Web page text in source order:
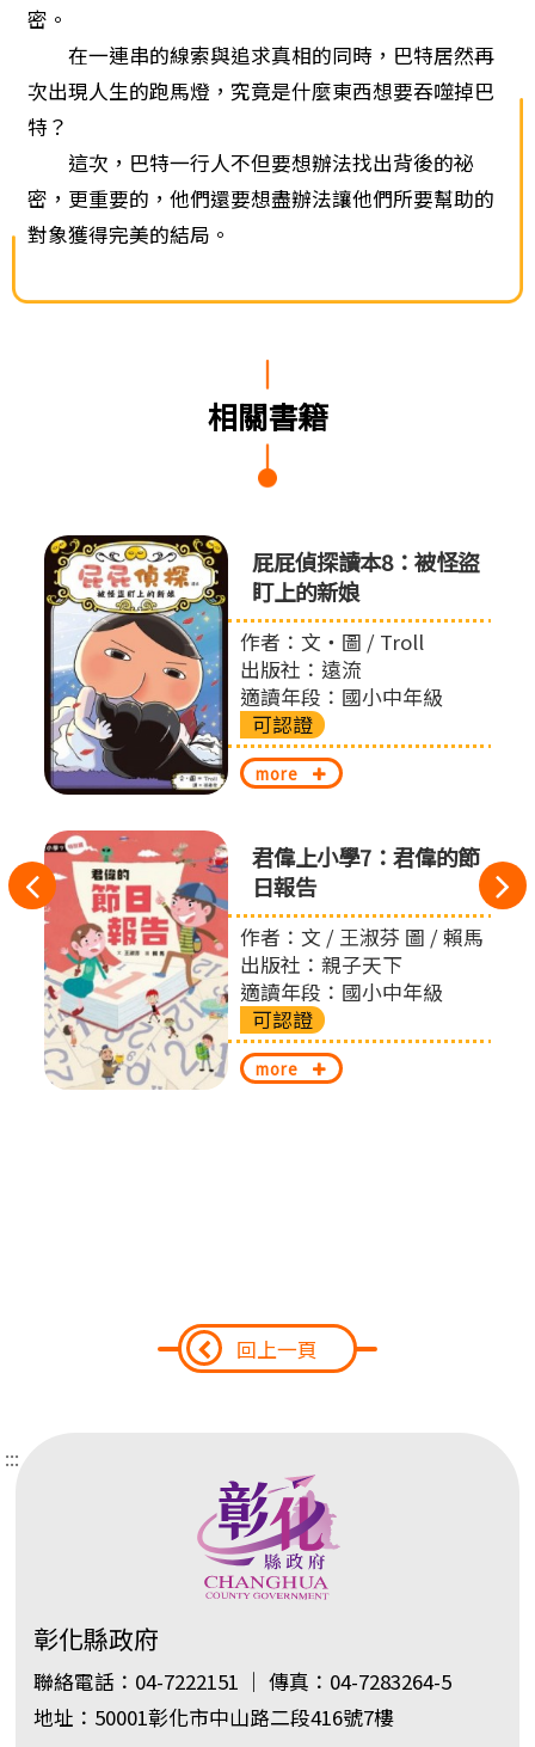
密。
在一連串的線索與追求真相的同時，巴特居然再
次出現人生的跑馬燈，究竟是什麼東西想要吞噬掉巴
特？
這次，巴特一行人不但要想辦法找出背後的祕
密，更重要的，他們還要想盡辦法讓他們所要幫助的
對象獲得完美的結局。
相關書籍
往
左
切
換
屁屁偵探讀本8：被怪盜
盯上的新娘
作者：文‧圖 / Troll
出版社：遠流
適讀年段：國小中年級
可認證
more
君偉上小學7：君偉的節
日報告
作者：文 / 王淑芬 圖 / 賴馬
出版社：親子天下
適讀年段：國小中年級
可認證
more
回上一頁
:::
彰化縣政府
聯絡電話：04-7222151 ｜ 傳真：04-7283264-5
地址：50001彰化市中山路二段416號7樓